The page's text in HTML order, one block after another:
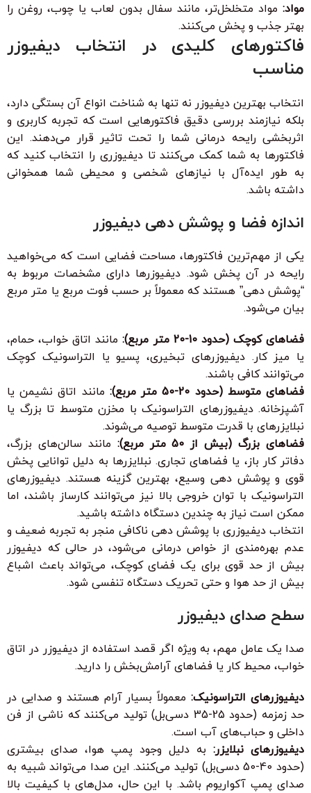
مواد: مواد متخلخل‌تر، مانند سفال بدون لعاب یا چوب، روغن را
بهتر جذب و پخش می‌کنند.
فاکتورهای کلیدی در انتخاب دیفیوزر
مناسب
انتخاب بهترین دیفیوزر نه تنها به شناخت انواع آن بستگی دارد،
بلکه نیازمند بررسی دقیق فاکتورهایی است که تجربه کاربری و
اثربخشی رایحه درمانی شما را تحت تاثیر قرار می‌دهند. این
فاکتورها به شما کمک می‌کنند تا دیفیوزری را انتخاب کنید که
به طور ایده‌آل با نیازهای شخصی و محیطی شما همخوانی
داشته باشد.
اندازه فضا و پوشش دهی دیفیوزر
یکی از مهم‌ترین فاکتورها، مساحت فضایی است که می‌خواهید
رایحه در آن پخش شود. دیفیوزرها دارای مشخصات مربوط به
“پوشش دهی” هستند که معمولاً بر حسب فوت مربع یا متر مربع
بیان می‌شود.
فضاهای کوچک (حدود 10-20 متر مربع):
مانند اتاق خواب، حمام،
یا میز کار. دیفیوزرهای تبخیری، پسیو یا التراسونیک کوچک
می‌توانند کافی باشند.
فضاهای متوسط (حدود 20-50 متر مربع):
مانند اتاق نشیمن یا
آشپزخانه. دیفیوزرهای التراسونیک با مخزن متوسط تا بزرگ یا
نبلایزرهای با قدرت متوسط توصیه می‌شوند.
فضاهای بزرگ (بیش از 50 متر مربع):
مانند سالن‌های بزرگ،
دفاتر کار باز، یا فضاهای تجاری. نبلایزرها به دلیل توانایی پخش
قوی و پوشش دهی وسیع، بهترین گزینه هستند. دیفیوزرهای
التراسونیک با توان خروجی بالا نیز می‌توانند کارساز باشند، اما
ممکن است نیاز به چندین دستگاه داشته باشید.
انتخاب دیفیوزری با پوشش دهی ناکافی منجر به تجربه ضعیف و
عدم بهره‌مندی از خواص درمانی می‌شود، در حالی که دیفیوزر
بیش از حد قوی برای یک فضای کوچک، می‌تواند باعث اشباع
بیش از حد هوا و حتی تحریک دستگاه تنفسی شود.
سطح صدای دیفیوزر
صدا یک عامل مهم، به ویژه اگر قصد استفاده از دیفیوزر در اتاق
خواب، محیط کار یا فضاهای آرامش‌بخش را دارید.
دیفیوزرهای التراسونیک:معمولاً بسیار آرام هستند و صدایی در
حد زمزمه (حدود 25-35 دسی‌بل) تولید می‌کنند که ناشی از فن
داخلی و حباب‌های آب است.
دیفیوزرهای نبلایزر: به دلیل وجود پمپ هوا، صدای بیشتری
(حدود 40-50 دسی‌بل) تولید می‌کنند. این صدا می‌تواند شبیه به
صدای پمپ آکواریوم باشد. با این حال، مدل‌های با کیفیت بالا